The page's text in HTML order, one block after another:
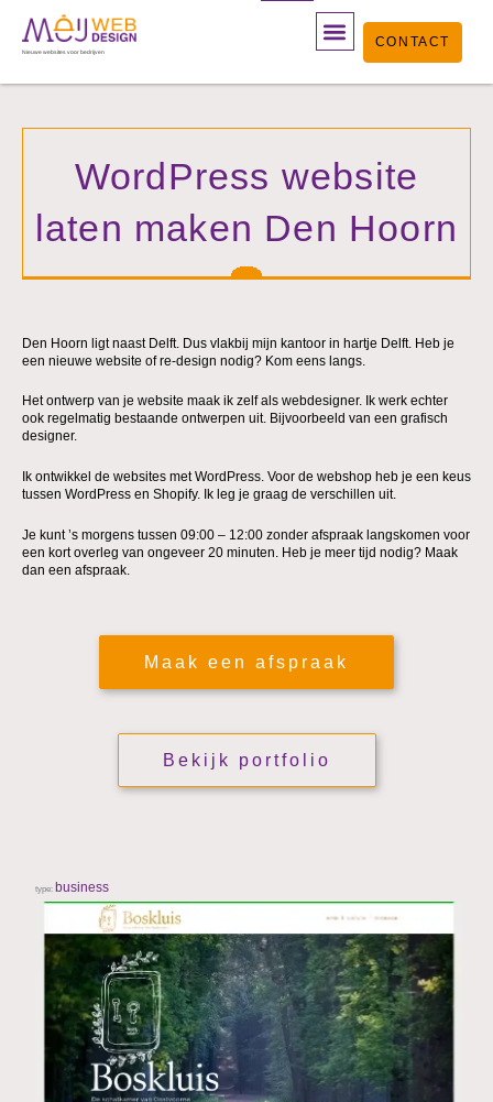
naarNieuwe websites voor bedrijven
CONTACT
WordPress website
laten maken Den Hoorn
Den Hoorn ligt naast Delft. Dus vlakbij mijn kantoor in hartje Delft. Heb je
een nieuwe website of re-design nodig? Kom eens langs.
Het ontwerp van je website maak ik zelf als webdesigner. Ik werk echter
ook regelmatig bestaande ontwerpen uit. Bijvoorbeeld van een grafisch
designer.
Ik ontwikkel de websites met WordPress. Voor de webshop heb je een keus
tussen WordPress en Shopify. Ik leg je graag de verschillen uit.
Je kunt ’s morgens tussen 09:00 – 12:00 zonder afspraak langskomen voor
een kort overleg van ongeveer 20 minuten. Heb je meer tijd nodig? Maak
dan een afspraak.
Maak een afspraak
Bekijk portfolio
type: business